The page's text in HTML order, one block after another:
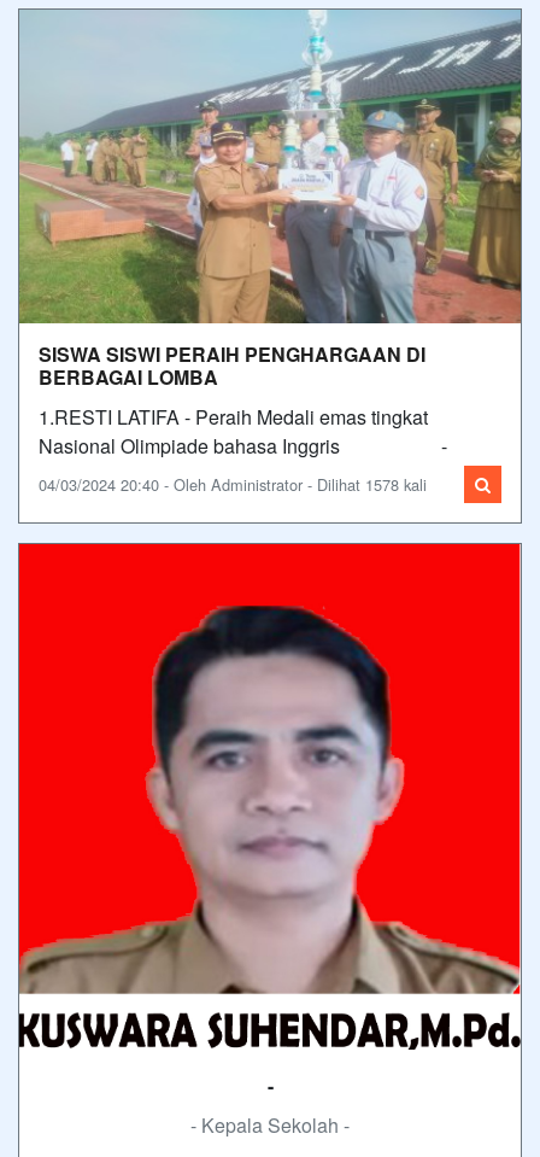
SISWA SISWI PERAIH PENGHARGAAN DI
BERBAGAI LOMBA
1.RESTI LATIFA - Peraih Medali emas tingkat
Nasional Olimpiade bahasa Inggris -
04/03/2024 20:40 - Oleh Administrator - Dilihat 1578 kali
-
- Kepala Sekolah -